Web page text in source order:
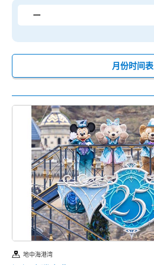
ー
月份时间表
地中海港湾